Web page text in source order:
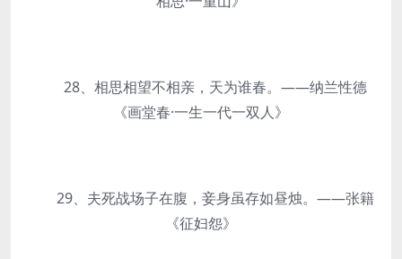
28、相思相望不相亲，天为谁春。——纳兰性德
《画堂春·一生一代一双人》
29、夫死战场子在腹，妾身虽存如昼烛。——张籍
《征妇怨》